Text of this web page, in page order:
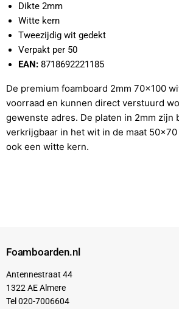
Dikte 2mm
Witte kern
Tweezijdig wit gedekt
Verpakt per 50
EAN: 8718692221185
De premium foamboard 2mm 70x100
voorraad en kunnen direct verstuurd
gewenste adres. De platen in 2mm zijn
verkrijgbaar in het wit in de maat
ook een witte kern.
Foamboarden.nl
Antennestraat 44
1322 AE Almere
Tel 020-7006604